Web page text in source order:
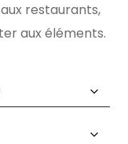
restaurants,
aux éléments.